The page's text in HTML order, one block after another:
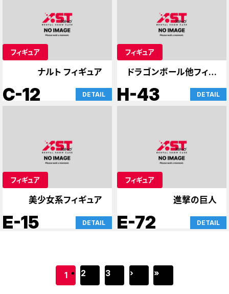
フィギュア
ナルト フィギュア
C-12 DETAIL
フィギュア
ドラゴンボール他フィギ
ュア
H-43 DETAIL
フィギュア
美少女系フィギュア
E-15 DETAIL
フィギュア
進撃の巨人
E-72 DETAIL
1 2 3 › »